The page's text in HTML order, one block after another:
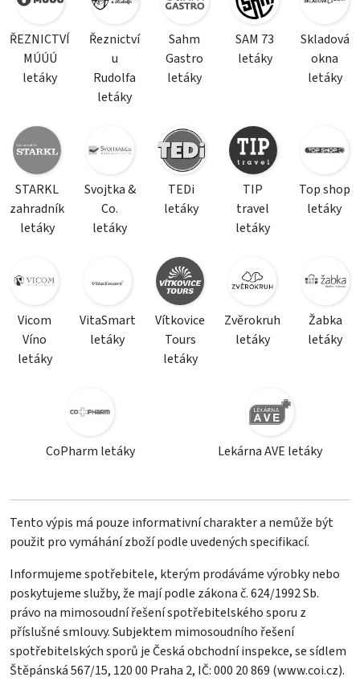
ŘEZNICTVÍ
MÚÚÚ
letáky
Řeznictví
u
Rudolfa
letáky
Sahm
Gastro
letáky
SAM 73
letáky
Skladová
okna
letáky
STARKL
zahradník
letáky
Svojtka &
Co.
letáky
TEDi
letáky
TIP
travel
letáky
Top shop
letáky
Vicom
Víno
letáky
VitaSmart
letáky
Vítkovice
Tours
letáky
Zvěrokruh
letáky
Žabka
letáky
CoPharm letáky Lekárna AVE letáky
Tento výpis má pouze informativní charakter a nemůže být
použit pro vymáhání zboží podle uvedených specifikací.
Informujeme spotřebitele, kterým prodáváme výrobky nebo
poskytujeme služby, že mají podle zákona č. 624/1992 Sb.
právo na mimosoudní řešení spotřebitelského sporu z
příslušné smlouvy. Subjektem mimosoudního řešení
spotřebitelských sporů je Česká obchodní inspekce, se sídlem
Štěpánská 567/15, 120 00 Praha 2, IČ: 000 20 869 (www.coi.cz).